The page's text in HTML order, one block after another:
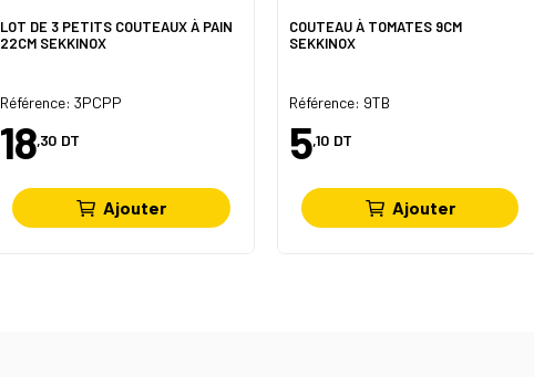
LOT DE 3 PETITS COUTEAUX À PAIN
22CM SEKKINOX
Référence: 3PCPP
18,30 DT
Ajouter
COUTEAU À TOMATES 9CM
SEKKINOX
Référence: 9TB
5,10 DT
Ajouter